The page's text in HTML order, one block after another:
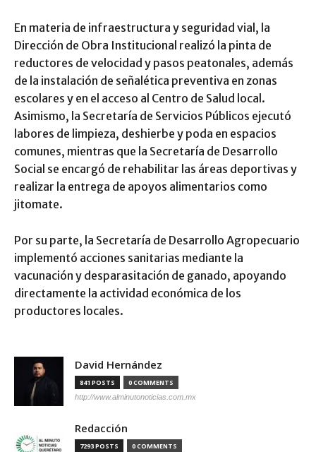
En materia de infraestructura y seguridad vial, la
Dirección de Obra Institucional realizó la pinta de
reductores de velocidad y pasos peatonales, además
de la instalación de señalética preventiva en zonas
escolares y en el acceso al Centro de Salud local.
Asimismo, la Secretaría de Servicios Públicos ejecutó
labores de limpieza, deshierbe y poda en espacios
comunes, mientras que la Secretaría de Desarrollo
Social se encargó de rehabilitar las áreas deportivas y
realizar la entrega de apoyos alimentarios como
jitomate.
Por su parte, la Secretaría de Desarrollo Agropecuario
implementó acciones sanitarias mediante la
vacunación y desparasitación de ganado, apoyando
directamente la actividad económica de los
productores locales.
David Hernández
841 POSTS 0 COMMENTS
http://www.alminutonoticias.com.mx
Redacción
7293 POSTS 0 COMMENTS